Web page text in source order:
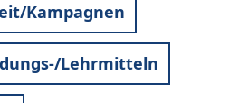
Kampagnen
Lehrmitteln